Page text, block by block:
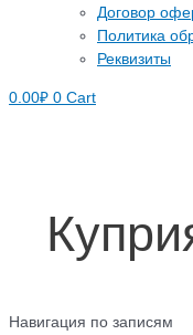
Договор
Политика
Реквизиты
0.00₽ 0 Cart
Навигация по записям